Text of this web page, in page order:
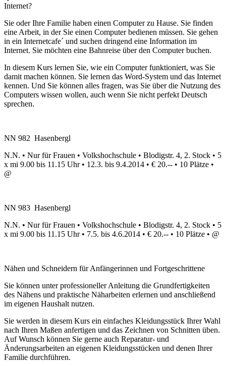
Internet?
Sie oder Ihre Familie haben einen Computer zu Hause. Sie finden
eine Arbeit, in der Sie einen Computer bedienen müssen. Sie gehen
in ein Internetcafe´ und suchen dringend eine Information im
Internet. Sie möchten eine Bahnreise über den Computer buchen.
In diesem Kurs lernen Sie, wie ein Computer funktioniert, was Sie
damit machen können. Sie lernen das Word-System und das Internet
kennen. Und Sie können alles fragen, was Sie über die Nutzung des
Computers wissen wollen, auch wenn Sie nicht perfekt Deutsch
sprechen.
NN 982 Hasenbergl
N.N. • Nur für Frauen • Volkshochschule • Blodigstr. 4, 2. Stock • 5
x mi 9.00 bis 11.15 Uhr • 12.3. bis 9.4.2014 • € 20.-- • 10 Plätze •
@
NN 983 Hasenbergl
N.N. • Nur für Frauen • Volkshochschule • Blodigstr. 4, 2. Stock • 5
x mi 9.00 bis 11.15 Uhr • 7.5. bis 4.6.2014 • € 20.-- • 10 Plätze • @
Nähen und Schneidern für Anfängerinnen und Fortgeschrittene
Sie können unter professioneller Anleitung die Grundfertigkeiten
des Nähens und praktische Näharbeiten erlernen und anschließend
im eigenen Haushalt nutzen.
Sie werden in diesem Kurs ein einfaches Kleidungsstück Ihrer Wahl
nach Ihren Maßen anfertigen und das Zeichnen von Schnitten üben.
Auf Wunsch können Sie gerne auch Reparatur- und
Änderungsarbeiten an eigenen Kleidungsstücken und denen Ihrer
Familie durchführen.